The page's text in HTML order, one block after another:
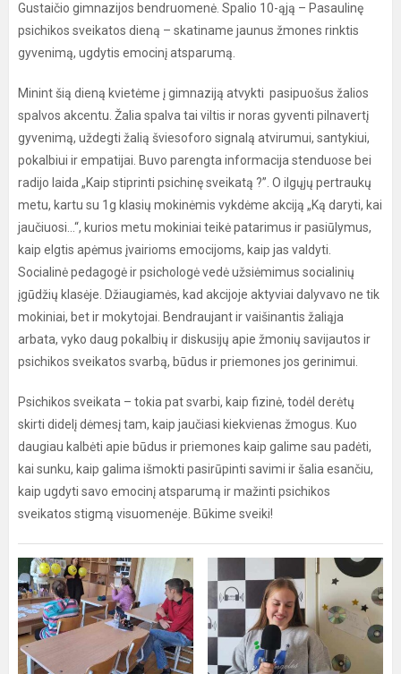
Gustaičio gimnazijos bendruomenė. Spalio 10-ąją – Pasaulinę
psichikos sveikatos dieną – skatiname jaunus žmones rinktis
gyvenimą, ugdytis emocinį atsparumą.
Minint šią dieną kvietėme į gimnaziją atvykti pasipuošus žalios
spalvos akcentu. Žalia spalva tai viltis ir noras gyventi pilnavertį
gyvenimą, uždegti žalią šviesoforo signalą atvirumui, santykiui,
pokalbiui ir empatijai. Buvo parengta informacija stenduose bei
radijo laida „Kaip stiprinti psichinę sveikatą ?”. O ilgųjų pertraukų
metu, kartu su 1g klasių mokinėmis vykdėme akciją „Ką daryti, kai
jaučiuosi…“, kurios metu mokiniai teikė patarimus ir pasiūlymus,
kaip elgtis apėmus įvairioms emocijoms, kaip jas valdyti.
Socialinė pedagogė ir psichologė vedė užsiėmimus socialinių
įgūdžių klasėje. Džiaugiamės, kad akcijoje aktyviai dalyvavo ne tik
mokiniai, bet ir mokytojai. Bendraujant ir vaišinantis žaliąja
arbata, vyko daug pokalbių ir diskusijų apie žmonių savijautos ir
psichikos sveikatos svarbą, būdus ir priemones jos gerinimui.
Psichikos sveikata – tokia pat svarbi, kaip fizinė, todėl derėtų
skirti didelį dėmesį tam, kaip jaučiasi kiekvienas žmogus. Kuo
daugiau kalbėti apie būdus ir priemones kaip galime sau padėti,
kai sunku, kaip galima išmokti pasirūpinti savimi ir šalia esančiu,
kaip ugdyti savo emocinį atsparumą ir mažinti psichikos
sveikatos stigmą visuomenėje. Būkime sveiki!